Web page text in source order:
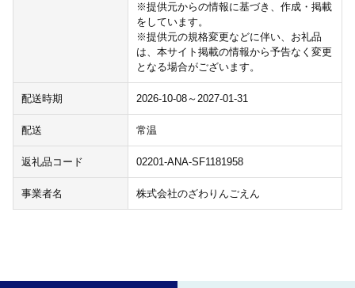
※提供元からの情報に基づき、作成・掲載
をしています。
※提供元の規格変更などに伴い、お礼品
は、本サイト掲載の情報から予告なく変更
となる場合がございます。
配送時期 2026-10-08～2027-01-31
配送 常温
返礼品コード 02201-ANA-SF1181958
事業者名 株式会社のざわりんごえん